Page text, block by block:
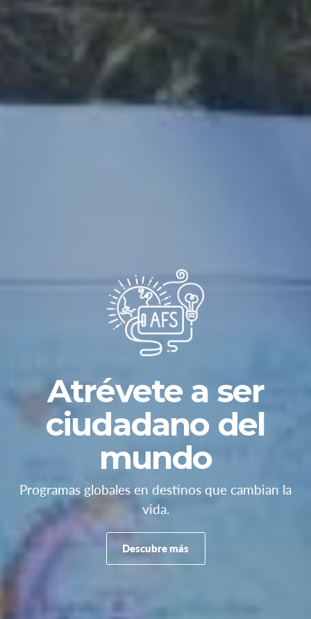
Atrévete a ser
ciudadano del
mundo
Programas globales en destinos que cambian la
vida.
Descubre más